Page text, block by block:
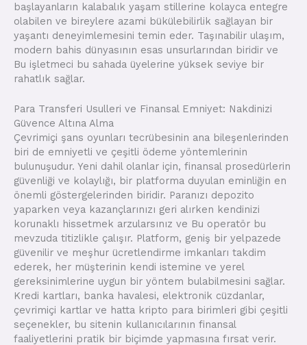
başlayanların kalabalık yaşam stillerine kolayca entegre
olabilen ve bireylere azami bükülebilirlik sağlayan bir
yaşantı deneyimlemesini temin eder. Taşınabilir ulaşım,
modern bahis dünyasının esas unsurlarından biridir ve
Bu işletmeci bu sahada üyelerine yüksek seviye bir
rahatlık sağlar.
Para Transferi Usulleri ve Finansal Emniyet: Nakdinizi
Güvence Altına Alma
Çevrimiçi şans oyunları tecrübesinin ana bileşenlerinden
biri de emniyetli ve çeşitli ödeme yöntemlerinin
bulunuşudur. Yeni dahil olanlar için, finansal prosedürlerin
güvenliği ve kolaylığı, bir platforma duyulan eminliğin en
önemli göstergelerinden biridir. Paranızı depozito
yaparken veya kazançlarınızı geri alırken kendinizi
korunaklı hissetmek arzularsınız ve Bu operatör bu
mevzuda titizlikle çalışır. Platform, geniş bir yelpazede
güvenilir ve meşhur ücretlendirme imkanları takdim
ederek, her müşterinin kendi istemine ve yerel
gereksinimlerine uygun bir yöntem bulabilmesini sağlar.
Kredi kartları, banka havalesi, elektronik cüzdanlar,
çevrimiçi kartlar ve hatta kripto para birimleri gibi çeşitli
seçenekler, bu sitenin kullanıcılarının finansal
faaliyetlerini pratik bir biçimde yapmasına fırsat verir.